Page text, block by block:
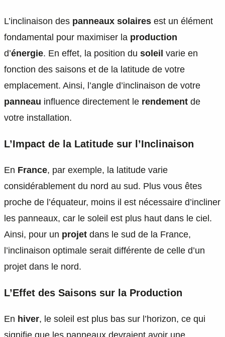
L’inclinaison des panneaux solaires est un élément
fondamental pour maximiser la production
d’énergie. En effet, la position du soleil varie en
fonction des saisons et de la latitude de votre
emplacement. Ainsi, l’angle d’inclinaison de votre
panneau influence directement le rendement de
votre installation.
L’Impact de la Latitude sur l’Inclinaison
En France, par exemple, la latitude varie
considérablement du nord au sud. Plus vous êtes
proche de l’équateur, moins il est nécessaire d’incliner
les panneaux, car le soleil est plus haut dans le ciel.
Ainsi, pour un projet dans le sud de la France,
l’inclinaison optimale serait différente de celle d’un
projet dans le nord.
L’Effet des Saisons sur la Production
En hiver, le soleil est plus bas sur l’horizon, ce qui
signifie que les panneaux devraient avoir une